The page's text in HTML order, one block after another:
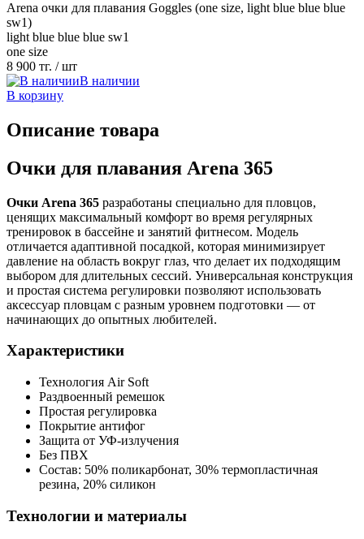
Arena очки для плавания Goggles (one size, light blue blue blue
sw1)
light blue blue blue sw1
one size
8 900 тг. / шт
В наличии
В корзину
Описание товара
Очки для плавания Arena 365
Очки Arena 365 разработаны специально для пловцов,
ценящих максимальный комфорт во время регулярных
тренировок в бассейне и занятий фитнесом. Модель
отличается адаптивной посадкой, которая минимизирует
давление на область вокруг глаз, что делает их подходящим
выбором для длительных сессий. Универсальная конструкция
и простая система регулировки позволяют использовать
аксессуар пловцам с разным уровнем подготовки — от
начинающих до опытных любителей.
Характеристики
Технология Air Soft
Раздвоенный ремешок
Простая регулировка
Покрытие антифог
Защита от УФ-излучения
Без ПВХ
Состав: 50% поликарбонат, 30% термопластичная
резина, 20% силикон
Технологии и материалы